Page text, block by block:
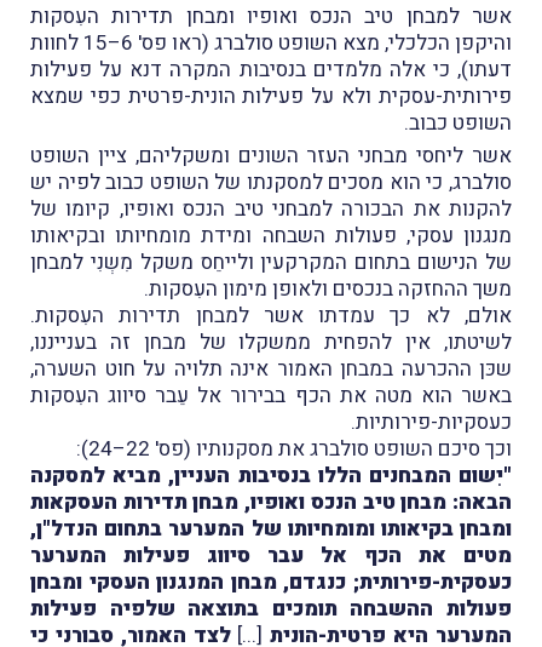
אשר למבחן טיב הנכס ואופיו ומבחן תדירות העִסקות
והיקפן הכלכלי, מצא השופט סולברג (ראו פס' 6–15 לחוות
דעתו), כי אלה מלמדים בנסיבות המקרה דנא על פעילות
פירותית-עסקית ולא על פעילות הונית-פרטית כפי שמצא
השופט כבוב.
אשר ליחסי מבחני העזר השונים ומשקליהם, ציין השופט
סולברג, כי הוא מסכים למסקנתו של השופט כבוב לפיה יש
להקנות את הבכורה למבחני טיב הנכס ואופיו, קיומו של
מנגנון עסקי, פעולות השבחה ומידת מומחיותו ובקיאותו
של הנישום בתחום המקרקעין ולייחֵס משקל מִשְנִי למבחן
משך ההחזקה בנכסים ולאופן מימון העִסקות.
אולם, לא כך עמדתו אשר למבחן תדירות העִסקות.
לשיטתו, אין להפחית ממשקלו של מבחן זה בענייננו,
שכּן ההכרעה במבחן האמור אינה תלויה על חוט השערה,
באשר הוא מטה את הכף בבירור אל עֵבר סיווג העִסקות
כעסקיות-פירותיות.
וכך סיכם השופט סולברג את מסקנותיו (פס' 22–24):
"יִשום המבחנים הללו בנסיבות העניין, מביא למסקנה
הבאה: מבחן טיב הנכס ואופיו, מבחן תדירות העסקאות
ומבחן בקיאותו ומומחיותו של המערער בתחום הנדל"ן,
מטים את הכף אל עבר סיווג פעילות המערער
כעסקית-פירותית; כנגדם, מבחן המנגנון העסקי ומבחן
פעולות ההשבחה תומכים בתוצאה שלפיה פעילות
המערער היא פרטית-הונית[...]לצד האמור, סבורני כי